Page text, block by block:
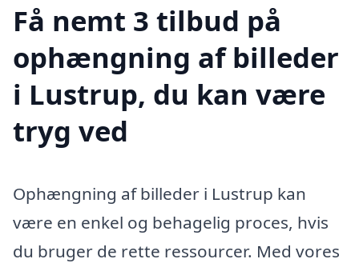
Få nemt 3 tilbud på
ophængning af billeder
i Lustrup, du kan være
tryg ved
Ophængning af billeder i Lustrup kan
være en enkel og behagelig proces, hvis
du bruger de rette ressourcer. Med vores